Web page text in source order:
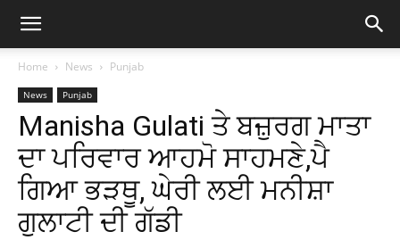
Home News Punjab
News Punjab
Manisha Gulati ਤੇ ਬਜ਼ੁਰਗ ਮਾਤਾ
ਦਾ ਪਰਿਵਾਰ ਆਹਮੋ ਸਾਹਮਣੇ,ਪੈ
ਗਿਆ ਭੜਥੂ, ਘੇਰੀ ਲਈ ਮਨੀਸ਼ਾ
ਗੁਲਾਟੀ ਦੀ ਗੱਡੀ